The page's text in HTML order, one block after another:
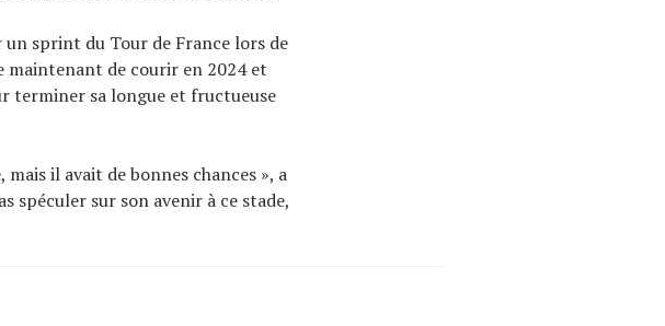
sprint du Tour de France lors de
maintenant de courir en 2024 et
terminer sa longue et fructueuse
il avait de bonnes chances », a
spéculer sur son avenir à ce stade,